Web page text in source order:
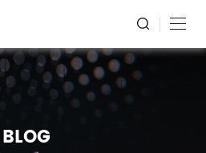
BLOG